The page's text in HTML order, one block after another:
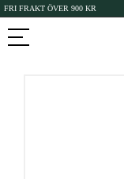
FRI FRAKT ÖVER 900 KR